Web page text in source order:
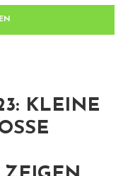
KLEINE
B